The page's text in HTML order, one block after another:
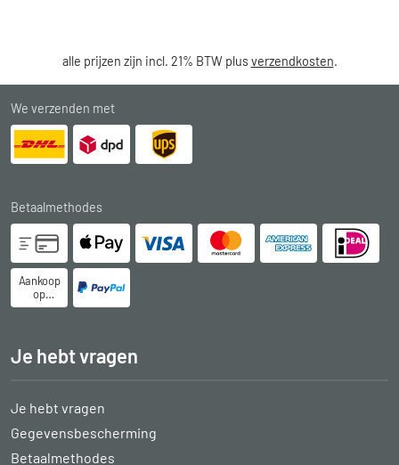
alle prijzen zijn incl. 21% BTW plusverzendkosten.
We verzenden met
Betaalmethodes
Aankoop
op
rekening
Je hebt vragen
Je hebt vragen
Gegevensbescherming
Betaalmethodes